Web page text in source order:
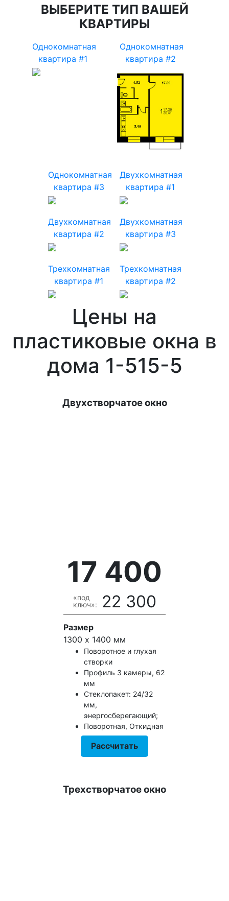
ВЫБЕРИТЕ ТИП ВАШЕЙ
КВАРТИРЫ
Однокомнатная
квартира #1
Однокомнатная
квартира #2
Однокомнатная
квартира #3
Двухкомнатная
квартира #1
Двухкомнатная
квартира #2
Двухкомнатная
квартира #3
Трехкомнатная
квартира #1
Трехкомнатная
квартира #2
Цены на
пластиковые окна в
дома 1-515-5
Двухстворчатое окно
17 400
«под
ключ»:
22 300
Размер
1300 х 1400 мм
Поворотное и глухая
створки
Профиль 3 камеры, 62
мм
Стеклопакет: 24/32
мм,
энергосберегающий;
Поворотная, Откидная
Рассчитать
Трехстворчатое окно